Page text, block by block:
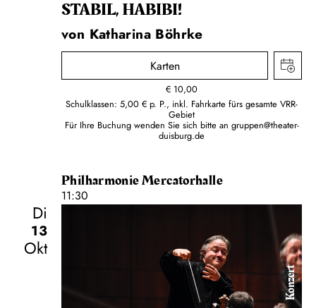
STABIL, HABIBI!
von Katharina Böhrke
Karten
€ 10,00
Schulklassen: 5,00 € p. P., inkl. Fahrkarte fürs gesamte VRR-
Gebiet
Für Ihre Buchung wenden Sie sich bitte an gruppen@theater-
duisburg.de
Philharmonie Mercatorhalle
11:30
Di
13
Okt
Konzert